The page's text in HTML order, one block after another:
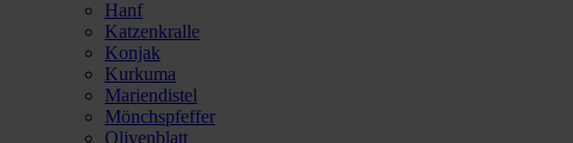
Hanf
Katzenkralle
Konjak
Kurkuma
Mariendistel
Mönchspfeffer
Olivenblatt